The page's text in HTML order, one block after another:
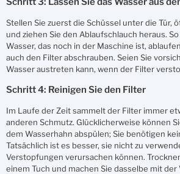
Stellen Sie zuerst die Schüssel unter die Tür,
und ziehen Sie den Ablaufschlauch heraus.
Wasser, das noch in der Maschine ist,
auch den Filter abschrauben. Seien Sie
Wasser austreten kann, wenn der Filter
Schritt 4: Reinigen Sie den Filter
Im Laufe der Zeit sammelt der Filter immer
anderen Schmutz. Glücklicherweise können
dem Wasserhahn abspülen; Sie benötigen
Tatsächlich ist es besser, sie nicht zu
Verstopfungen verursachen können.
einem Tuch und machen Sie dasselbe mit